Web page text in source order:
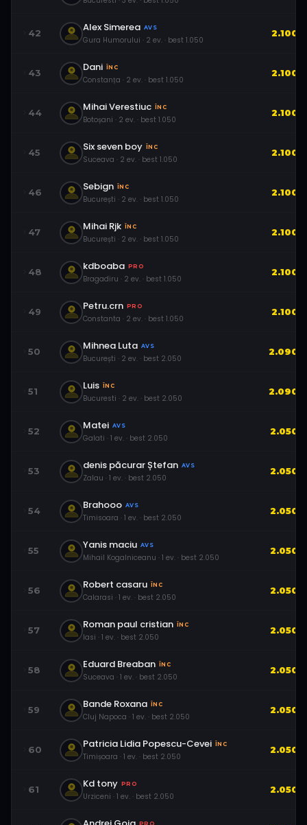
42 Alex Simerea AVS
Gura Humorului · 2 ev. · best 1.050
2.100
43 Dani ÎNC
Constanța · 2 ev. · best 1.050
2.100
44 Mihai Verestiuc ÎNC
Botoșani · 2 ev. · best 1.050
2.100
45 Six seven boy ÎNC
Suceava · 2 ev. · best 1.050
2.100
46 Sebign ÎNC
București · 2 ev. · best 1.050
2.100
47 Mihai Rjk ÎNC
București · 2 ev. · best 1.050
2.100
48 kdboaba PRO
Bragadiru · 2 ev. · best 1.050
2.100
49 Petru.crn PRO
Constanta · 2 ev. · best 1.050
2.100
50 Mihnea Luta AVS
București · 2 ev. · best 2.050
2.090
51 Luis ÎNC
Bucuresti · 2 ev. · best 2.050
2.090
52 Matei AVS
Galati · 1 ev. · best 2.050
2.050
53 denis păcurar Ștefan AVS
Zalau · 1 ev. · best 2.050
2.050
54 Brahooo AVS
Timisoara · 1 ev. · best 2.050
2.050
55 Yanis maciu AVS
Mihail Kogalniceanu · 1 ev. · best 2.050
2.050
56 Robert casaru ÎNC
Calarasi · 1 ev. · best 2.050
2.050
57 Roman paul cristian ÎNC
Iasi · 1 ev. · best 2.050
2.050
58 Eduard Breaban ÎNC
Suceava · 1 ev. · best 2.050
2.050
59 Bande Roxana ÎNC
Cluj Napoca · 1 ev. · best 2.050
2.050
60 Patricia Lidia Popescu-Cevei ÎNC
Timișoara · 1 ev. · best 2.050
2.050
61 Kd tony PRO
Urziceni · 1 ev. · best 2.050
2.050
PRO